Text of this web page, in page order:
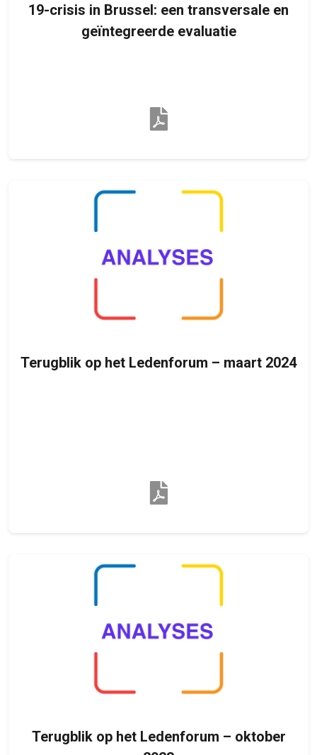
19-crisis in Brussel: een transversale en
geïntegreerde evaluatie
Terugblik op het Ledenforum – maart 2024
Terugblik op het Ledenforum – oktober